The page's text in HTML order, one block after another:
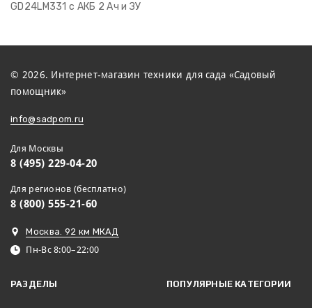
GD24LM331 с АКБ 2 Ач и ЗУ
© 2026. Интернет-магазин техники для сада «Садовый
помощник»
info@sadpom.ru
Для Москвы
8 (495) 229-04-20
Для регионов (бесплатно)
8 (800) 555-21-60
Москва. 92 км МКАД
Пн-Вс 8:00–22:00
РАЗДЕЛЫ ПОПУЛЯРНЫЕ КАТЕГОРИИ